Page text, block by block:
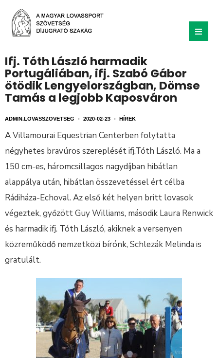
Ifj. Tóth László harmadik
Portugáliában, ifj. Szabó Gábor
ötödik Lengyelországban, Dömse
Tamás a legjobb Kaposváron
ADMIN.LOVASSZOVETSEG • 2020-02-23 • HÍREK
A Villamourai Equestrian Centerben folytatta
négyhetes bravúros szereplését ifj.Tóth László. Ma a
150 cm-es, háromcsillagos nagydíjban hibátlan
alappálya után, hibátlan összevetéssel ért célba
Rádiháza-Echoval. Az első két helyen britt lovasok
végeztek, győzött Guy Williams, második Laura Renwick
és harmadik ifj. Tóth László, akiknek a versenyen
közreműködő nemzetközi bírónk, Schlezák Melinda is
gratulált.